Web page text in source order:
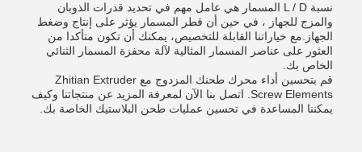
نسبة L / D المسمار هي عامل مهم في تحديد قدرات الذوبان
والمزج للجهاز ، في حين أن قطر المسمار يؤثر على إنتاج وضغط
الجهاز.مع خياراتنا القابلة للتخصيص، يمكنك أن تكون متأكدا من
العثور على عناصر المسمار المثالية لآلة محفزة المسمار الثنائي
الخاص بك.
قم بتحسين أداء محرك طحنك المزدوج مع Zhitian Extruder
Screw Elements. اتصل بنا الآن لمعرفة المزيد عن منتجاتنا وكيف
يمكننا المساعدة في تحسين عمليات طحن البلاستيك الخاصة بك.